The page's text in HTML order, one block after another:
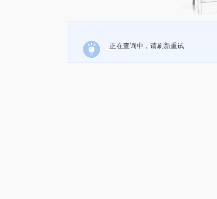
正在查询中，请刷新重试